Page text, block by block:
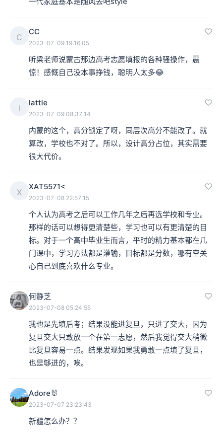
C
CC
2023-07-09 19:16:05
听梁老师说蒙古那边高考志愿填报的各种骚操作，震
惊！感慨自己没本事挣钱，聪明人太多😂
l
lattle
2023-07-09 08:37:14
内蒙的这个，高分锁定了呀，同层次高分不能改了。就
算改，学校也不对了。所以，设计高分占位，其实需要
很大代价。
X
XAT5571<
2023-07-08 22:57:15
个人认为高考之后可以工作几年之后再选学校和专业。
那样的话可以想得更清楚些，学习也可以有更清楚的目
标。对于一个高中毕业生而言，平时的精力基本都在几
门课中，学习方法都是灌输，目标都是分数，哪有空关
心自己到底喜欢什么专业。
何静芝
2023-07-08 05:24:55
我也是先填后考；结果没能进复旦，只进了交大，因为
复旦交大只敢放一个在第一志愿，然后我觉得交大稍微
比复旦容易一点。结果发现如果我勇敢一点填了复旦，
也是够进的，唉。
Adore🐰
2023-07-07 23:23:43
新疆怎么办？？